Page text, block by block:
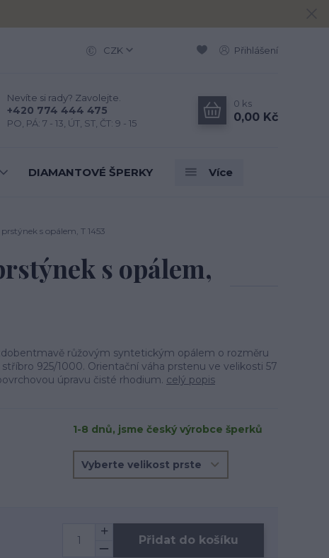
CZK Přihlášení
Nevíte si rady? Zavolejte.
+420 774 444 475
PO, PÁ: 7 - 13, ÚT, ST, ČT: 9 - 15
0 ks
0,00 Kč
DIAMANTOVÉ ŠPERKY Více
s opálem, T 1453
s opálem,
růžovým syntetickým opálem o rozměru
925/1000. Orientační váha prstenu ve velikosti 57
úpravu čisté rhodium. celý popis
1-8 dnů, jsme český výrobce šperků
Přidat do košíku